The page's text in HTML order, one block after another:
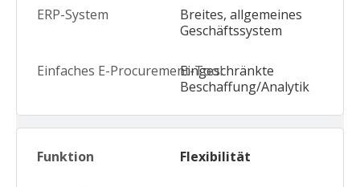
Breites, allgemeines
Geschäftssystem
Eingeschränkte
Beschaffung/Analytik
Flexibilität